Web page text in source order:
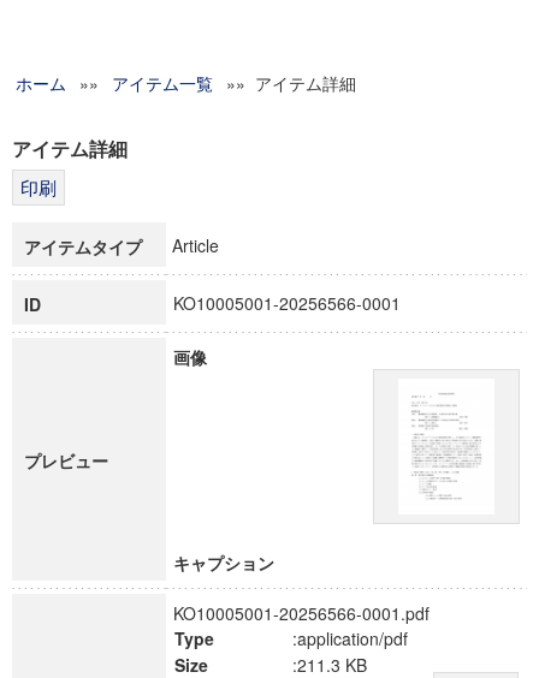
グローバルリサーチインスティテュート
科学研究費補助金研究成果報告書
博士課程教育リーディングプログラム「超成熟社会発展のサ
ホーム »» アイテム一覧 »» アイテム詳細
アイテム詳細
アイテムタイプ Article
ID KO10005001-20256566-0001
プレビュー
画像
キャプション
KO10005001-20256566-0001.pdf
Type
:application/pdf
Size
:211.3 KB